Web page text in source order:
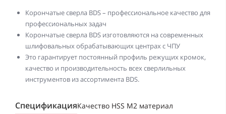
Корончатые сверла BDS – профессиональное качество для
профессиональных задач
Корончатые сверла BDS изготовляются на современных
шлифовальных обрабатывающих центрах с ЧПУ
Это гарантирует постоянный профиль режущих кромок,
качество и производительность всех сверлильных
инструментов из ассортимента BDS.
СпецификацияКачество HSS M2 материал